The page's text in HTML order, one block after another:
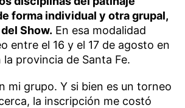
forma individual y otra grupal,
Show. En esa modalidad
entre el 16 y el 17 de agosto en
la provincia de Santa Fe.
mi grupo. Y si bien es un torneo
la inscripción me costó